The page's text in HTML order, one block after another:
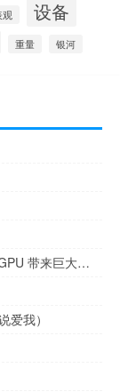
观 设备
重量 银河
AMD 的流体运动框架结束测试版 为 Radeon GPU 带来巨大的性能提升
爱我）